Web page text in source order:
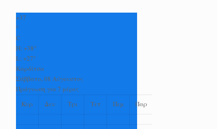
+37
°
C
H: +38°
L: +27°
Καρδίτσα
Σάββατο, 08 Αύγουστος
Πρόγνωση για 7 μέρες
Κυρ
Δευ Τρι Τετ Πεμ Παρ